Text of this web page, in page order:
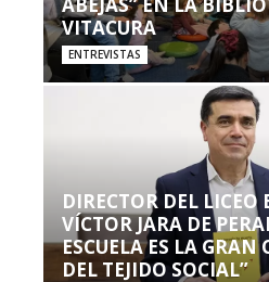
VITACURA
ENTREVISTAS
DIRECTOR DEL
VÍCTOR JARA DE
ESCUELA ES LA GRAN
DEL TEJIDO SOCIAL”